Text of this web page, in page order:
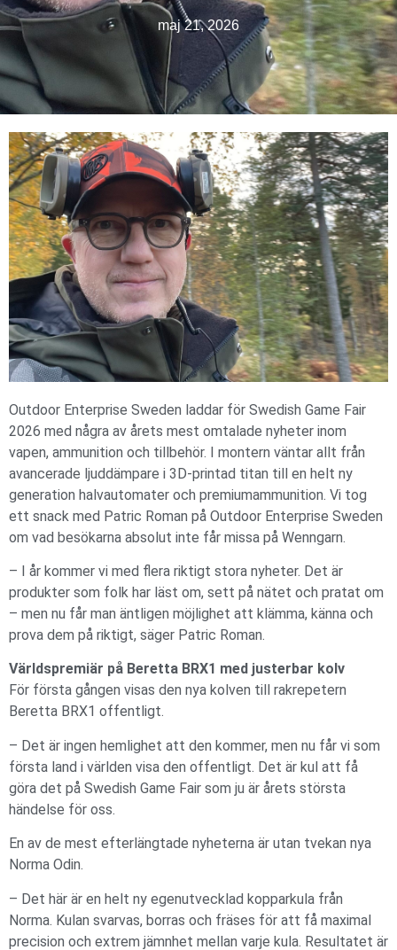
maj 21, 2026
Outdoor Enterprise Sweden laddar för Swedish Game Fair
2026 med några av årets mest omtalade nyheter inom
vapen, ammunition och tillbehör. I montern väntar allt från
avancerade ljuddämpare i 3D-printad titan till en helt ny
generation halvautomater och premiumammunition. Vi tog
ett snack med Patric Roman på Outdoor Enterprise Sweden
om vad besökarna absolut inte får missa på Wenngarn.
– I år kommer vi med flera riktigt stora nyheter. Det är
produkter som folk har läst om, sett på nätet och pratat om
– men nu får man äntligen möjlighet att klämma, känna och
prova dem på riktigt, säger Patric Roman.
Världspremiär på Beretta BRX1 med justerbar kolv
För första gången visas den nya kolven till rakrepetern
Beretta BRX1 offentligt.
– Det är ingen hemlighet att den kommer, men nu får vi som
första land i världen visa den offentligt. Det är kul att få
göra det på Swedish Game Fair som ju är årets största
händelse för oss.
En av de mest efterlängtade nyheterna är utan tvekan nya
Norma Odin.
– Det här är en helt ny egenutvecklad kopparkula från
Norma. Kulan svarvas, borras och fräses för att få maximal
precision och extrem jämnhet mellan varje kula. Resultatet är